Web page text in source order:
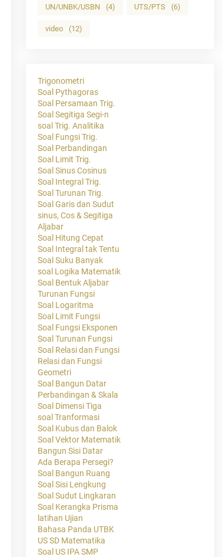
UN/UNBK/USBN (4) UTS/PTS (6)
video (12)
Trigonometri
Soal Pythagoras
Soal Persamaan Trig.
Soal Segitiga Segi-n
soal Trig. Analitika
Soal Fungsi Trig.
Soal Perbandingan
Soal Limit Trig.
Soal Sinus Cosinus
Soal Integral Trig.
Soal Turunan Trig.
Soal Garis dan Sudut
sinus, Cos & Segitiga
Aljabar
Soal Hitung Cepat
Soal Integral tak Tentu
Soal Suku Banyak
soal Logika Matematik
Soal Bentuk Aljabar
Turunan Fungsi
Soal Logaritma
Soal Limit Fungsi
Soal Fungsi Eksponen
Soal Turunan Fungsi
Soal Relasi dan Fungsi
Relasi dan Fungsi
Geometri
Soal Bangun Datar
Perbandingan & Skala
Soal Dimensi Tiga
soal Tranformasi
Soal Kubus dan Balok
Soal Vektor Matematik
Bangun Sisi Datar
Ada Berapa Persegi?
Soal Bangun Ruang
Soal Sisi Lengkung
Soal Sudut Lingkaran
Soal Kerangka Prisma
latihan Ujian
Bahasa Panda UTBK
US SD Matematika
Soal US IPA SMP